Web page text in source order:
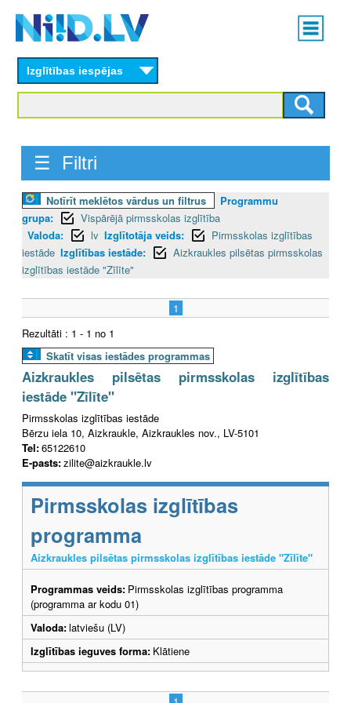
content
Main
menu
Izglītības iespējas
☰ Filtri
Notīrīt meklētos vārdus un filtrus
Programmu
grupa:
Vispārējā pirmsskolas izglītība
Valoda:
lv Izglītotāja veids:
Pirmsskolas izglītības
iestāde Izglītības iestāde:
Aizkraukles pilsētas pirmsskolas
izglītības iestāde "Zīlīte"
1
Rezultāti : 1 - 1 no 1
Skatīt visas iestādes programmas
Aizkraukles pilsētas pirmsskolas izglītības
iestāde "Zīlīte"
Pirmsskolas izglītības iestāde
Bērzu iela 10, Aizkraukle, Aizkraukles nov., LV-5101
Tel:65122610
E-pasts:zilite@aizkraukle.lv
Pirmsskolas izglītības
programma
Aizkraukles pilsētas pirmsskolas izglītības iestāde "Zīlīte"
Programmas veids: Pirmsskolas izglītības programma
(programma ar kodu 01)
Valoda:latviešu (LV)
Izglītības ieguves forma: Klātiene